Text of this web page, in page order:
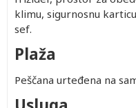
klimu, sigurnosnu
sef.
Plaža
Peščana urteđena na